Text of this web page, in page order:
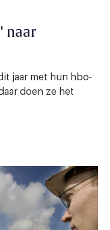
naar
jaar met hun hbo-
doen ze het